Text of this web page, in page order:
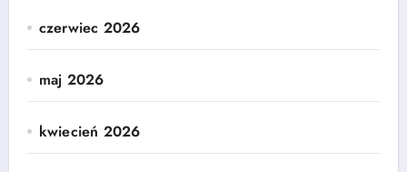
czerwiec 2026
maj 2026
kwiecień 2026